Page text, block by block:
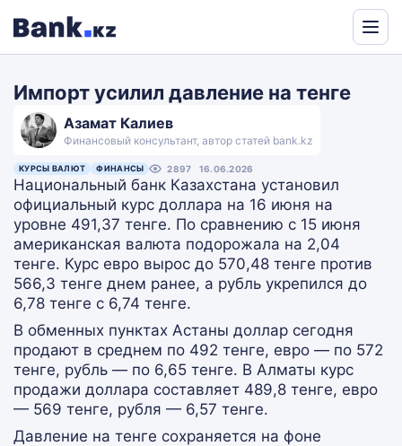
Translate
Импорт усилил давление на тенге
Азамат Калиев
Финансовый консультант, автор статей bank.kz
КУРСЫ ВАЛЮТ ФИНАНСЫ 2897 16.06.2026
Национальный банк Казахстана установил
официальный курс доллара на 16 июня на
уровне 491,37 тенге. По сравнению с 15 июня
американская валюта подорожала на 2,04
тенге. Курс евро вырос до 570,48 тенге против
566,3 тенге днем ранее, а рубль укрепился до
6,78 тенге с 6,74 тенге.
В обменных пунктах Астаны доллар сегодня
продают в среднем по 492 тенге, евро — по 572
тенге, рубль — по 6,65 тенге. В Алматы курс
продажи доллара составляет 489,8 тенге, евро
— 569 тенге, рубля — 6,57 тенге.
Давление на тенге сохраняется на фоне